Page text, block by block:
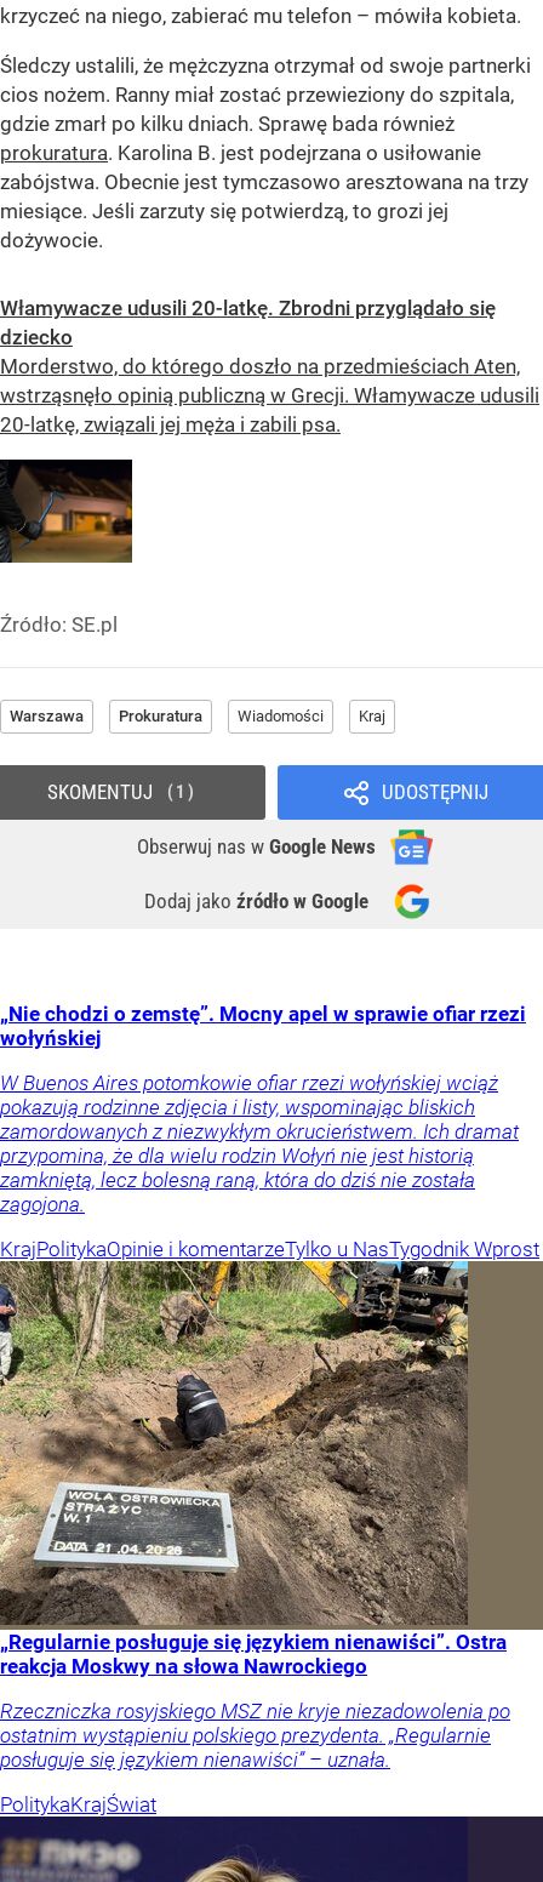
krzyczeć na niego, zabierać mu telefon – mówiła kobieta.
Śledczy ustalili, że mężczyzna otrzymał od swoje partnerki
cios nożem. Ranny miał zostać przewieziony do szpitala,
gdzie zmarł po kilku dniach. Sprawę bada również
prokuratura. Karolina B. jest podejrzana o usiłowanie
zabójstwa. Obecnie jest tymczasowo aresztowana na trzy
miesiące. Jeśli zarzuty się potwierdzą, to grozi jej
dożywocie.
Włamywacze udusili 20-latkę. Zbrodni przyglądało się
dziecko
Morderstwo, do którego doszło na przedmieściach Aten,
wstrząsnęło opinią publiczną w Grecji. Włamywacze udusili
20-latkę, związali jej męża i zabili psa.
Źródło: SE.pl
Warszawa Prokuratura Wiadomości Kraj
UDOSTĘPNIJ
Obserwuj nas w Google News
Dodaj jako źródło w Google
SKOMENTUJ 1
„Nie chodzi o zemstę”. Mocny apel w sprawie ofiar rzezi
wołyńskiej
W Buenos Aires potomkowie ofiar rzezi wołyńskiej wciąż
pokazują rodzinne zdjęcia i listy, wspominając bliskich
zamordowanych z niezwykłym okrucieństwem. Ich dramat
przypomina, że dla wielu rodzin Wołyń nie jest historią
zamkniętą, lecz bolesną raną, która do dziś nie została
zagojona.
KrajPolitykaOpinie i komentarzeTylko u NasTygodnik Wprost
„Regularnie posługuje się językiem nienawiści”. Ostra
reakcja Moskwy na słowa Nawrockiego
Rzeczniczka rosyjskiego MSZ nie kryje niezadowolenia po
ostatnim wystąpieniu polskiego prezydenta. „Regularnie
posługuje się językiem nienawiści” – uznała.
PolitykaKrajŚwiat